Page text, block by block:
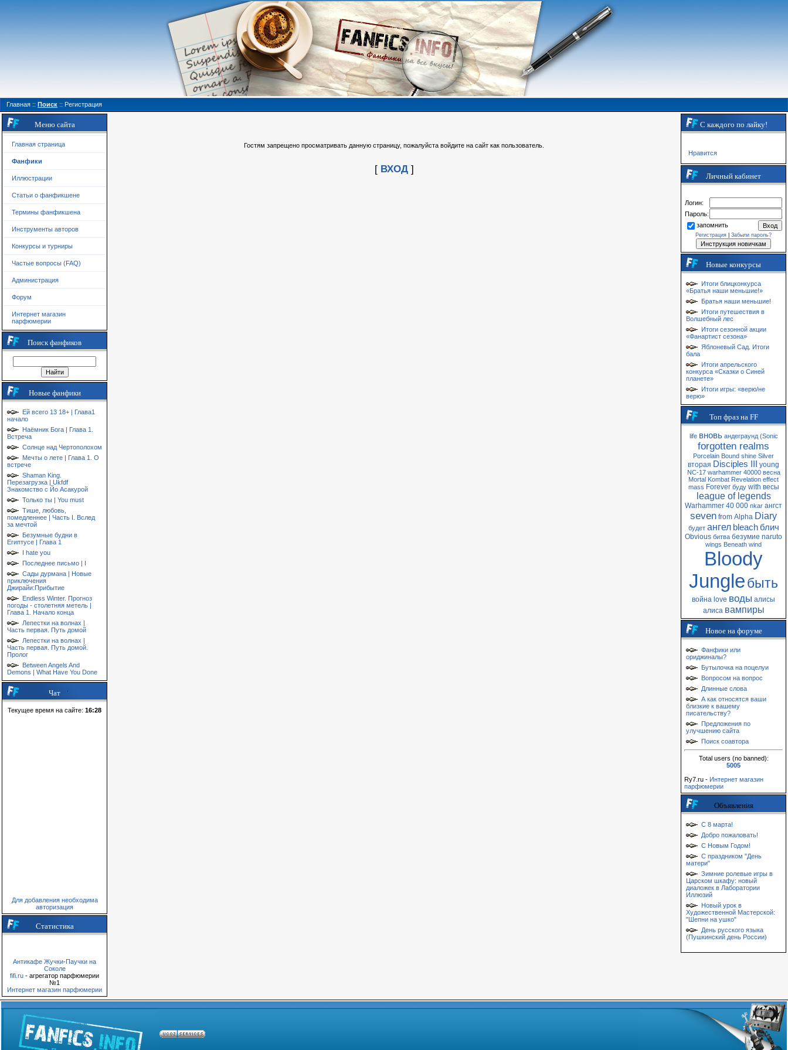
Главная :: Поиск :: Регистрация
Меню сайта
Главная страница
Фанфики
Иллюстрации
Статьи о фанфикшене
Термины фанфикшена
Инструменты авторов
Конкурсы и турниры
Частые вопросы (FAQ)
Администрация
Форум
Интернет магазин
парфюмерии
Поиск фанфиков
Новые фанфики
Ей всего 13 18+ | Глава1
начало
Наёмник Бога | Глава 1.
Встреча
Солнце над Чертополохом
Мечты о лете | Глава 1. О
встрече
Shaman King.
Перезагрузка | Ukfdf
Знакомство с Йо Асакурой
Только ты | You must
Тише, любовь,
помедленнее | Часть I. Вслед
за мечтой
Безумные будни в
Египтусе | Глава 1
I hate you
Последнее письмо | I
Сады дурмана | Новые
приключения
Джирайи:Прибытие
Endless Winter. Прогноз
погоды - столетняя метель |
Глава 1. Начало конца
Лепестки на волнах |
Часть первая. Путь домой
Лепестки на волнах |
Часть первая. Путь домой.
Пролог
Between Angels And
Demons | What Have You Done
Чат
Текущее время на сайте: 16:28
Для добавления необходима
авторизация
Статистика
Антикафе Жучки-Паучки на
Соколе
fifi.ru - агрегатор парфюмерии
№1
Интернет магазин парфюмерии
Гостям запрещено просматривать данную страницу, пожалуйста войдите на сайт как пользователь.
[ ВХОД]
С каждого по лайку!
Нравится
Личный кабинет
Логин:
Пароль:
запомнить
Регистрация Забыли пароль?
Новые конкурсы
Итоги блицконкурса
«Братья наши меньшие!»
Братья наши меньшие!
Итоги путешествия в
Волшебный лес
Итоги сезонной акции
«Фанартист сезона»
Яблоневый Сад. Итоги
бала
Итоги апрельского
конкурса «Сказки о Синей
планете»
Итоги игры: «верю/не
верю»
Топ фраз на FF
life вновь андеграунд (Sonic
forgotten realms
Porcelain Bound shine Silver
вторая Disciples III young
NC-17 warhammer 40000 весна
Mortal Kombat Revelation effect
mass Forever буду with весы
league of legends
Warhammer 40 000 nkar ангст
seven from Alpha Diary
будет ангел bleach блич
Obvious битва безумие naruto
wings Beneath wind
Bloody
Jungleбыть
война love воды алисы
алиса вампиры
Новое на форуме
Фанфики или
ориджиналы?
Бутылочка на поцелуи
Вопросом на вопрос
Длинные слова
А как относятся ваши
близкие к вашему
писательству?
Предложения по
улучшению сайта
Поиск соавтора
Total users (no banned):
5005
Ry7.ru - Интернет магазин
парфюмерии
Объявления
С 8 марта!
Добро пожаловать!
С Новым Годом!
С праздником "День
матери"
Зимние ролевые игры в
Царском шкафу: новый
диаложек в Лаборатории
Иллюзий
Новый урок в
Художественной Мастерской:
"Шепни на ушко"
День русского языка
(Пушкинский день России)